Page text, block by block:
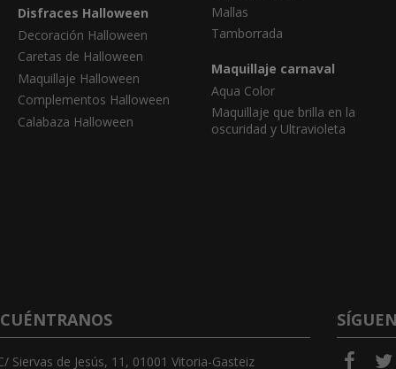
Disfraces Halloween
Decoración Halloween
Caretas de Halloween
Maquillaje Halloween
Complementos Halloween
Calabaza Halloween
Mallas
Tamborrada
Maquillaje carnaval
Aqua Color
Maquillaje que brilla en la
oscuridad y Ultravioleta
Siervas de Jesús, 11, 01001 Vitoria-Gasteiz